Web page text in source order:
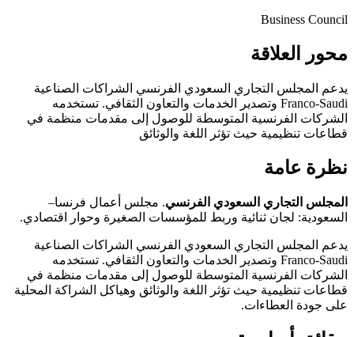
Business Council
محور العلاقة
يدعم المجلس التجاري السعودي الفرنسي الشراكات الصناعية
Franco-Saudi وتصدير الخدمات والتعاون الثقافي. تستخدمه
الشركات الفرنسية المتوسطة للوصول إلى مقدمات منظمة في
قطاعات تنظيمية حيث تؤثر اللغة والوثائق
نظرة عامة
المجلس التجاري السعودي الفرنسي. مجلس أعمال فرنسا–
السعودية: لجان ثنائية وربط للمؤسسات الصغيرة وحوار اقتصادي.
يدعم المجلس التجاري السعودي الفرنسي الشراكات الصناعية
Franco-Saudi وتصدير الخدمات والتعاون الثقافي. تستخدمه
الشركات الفرنسية المتوسطة للوصول إلى مقدمات منظمة في
قطاعات تنظيمية حيث تؤثر اللغة والوثائق وهياكل الشراكة المحلية
على جودة العطاءات.